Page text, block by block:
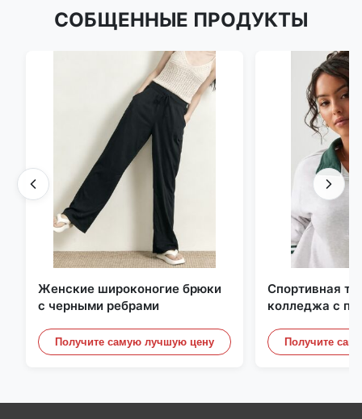
СОБЩЕННЫЕ ПРОДУКТЫ
Женские широконогие брюки
с черными ребрами
Получите самую лучшую цену
Спортивная
колледжа с
отделкой
Получите